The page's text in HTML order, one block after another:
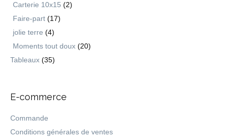
Carterie 10x15 (2)
Faire-part (17)
jolie terre (4)
Moments tout doux (20)
Tableaux (35)
E-commerce
Commande
Conditions générales de ventes